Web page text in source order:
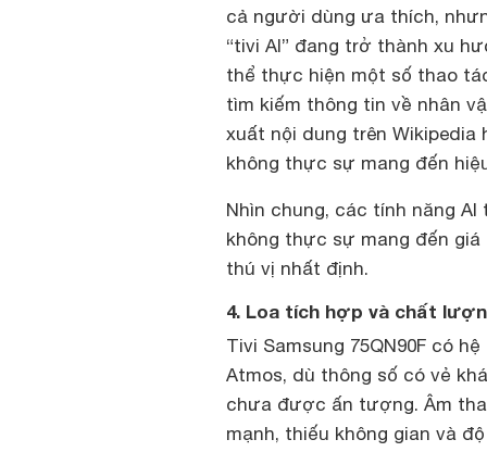
cả người dùng ưa thích,
“tivi AI” đang trở thành xu
thể thực hiện một số thao
tìm kiếm thông tin về nhân
xuất nội dung trên Wikipedia
không thực sự mang đến
Nhìn chung, các tính năng AI
không thực sự mang đến
thú vị nhất định.
4. Loa tích hợp và chất
Tivi Samsung 75QN90F có
Atmos, dù thông số có vẻ
chưa được ấn tượng. Âm
mạnh, thiếu không gian và